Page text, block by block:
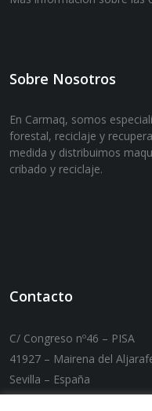
Sobre Nosotros
En Carmaq, somos
forestal, reciclaje y
medida y distribuimos
cribado y reciclaje.
Contacto
C/ Congreso nº46 – PISA
41927 – Mairena del
Sevilla – España
T. +34 955 089 007 / F.